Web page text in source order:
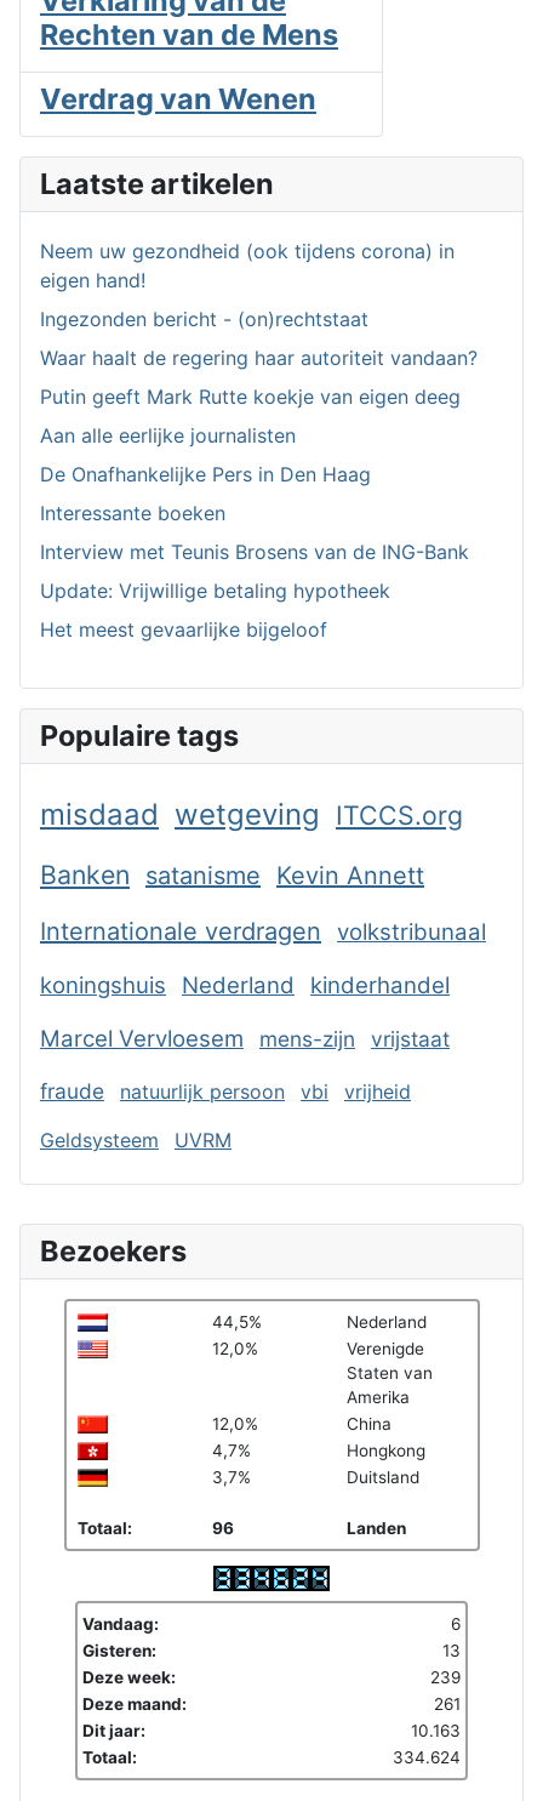
Bezoekers
44,5%
Nederland
12,0%
Verenigde
Staten van
Amerika
12,0%
China
4,7%
Hongkong
3,7%
Duitsland
Totaal: 96 Landen
Vandaag:
6
Gisteren:
13
Deze week:
239
Deze maand:
261
Dit jaar:
10.163
Totaal:
334.624
Rechten van de Mens
Verdrag van Wenen
Laatste artikelen
Neem uw gezondheid (ook tijdens corona) in
eigen hand!
Ingezonden bericht - (on)rechtstaat
Waar haalt de regering haar autoriteit vandaan?
Putin geeft Mark Rutte koekje van eigen deeg
Aan alle eerlijke journalisten
De Onafhankelijke Pers in Den Haag
Interessante boeken
Interview met Teunis Brosens van de ING-Bank
Update: Vrijwillige betaling hypotheek
Het meest gevaarlijke bijgeloof
Populaire tags
misdaad wetgeving
ITCCS.org
Banken
satanisme
Kevin Annett
Internationale verdragen
volkstribunaal
koningshuis
Nederland
kinderhandel
Marcel Vervloesem
mens-zijn vrijstaat
fraude natuurlijk persoon vbi
vrijheid
Geldsysteem
UVRM